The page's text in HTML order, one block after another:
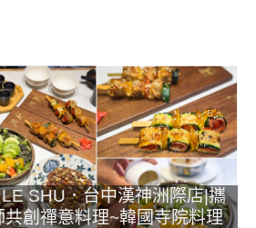
SHU．台中漢神洲際店|攜
共創禪意料理~韓國寺院料理